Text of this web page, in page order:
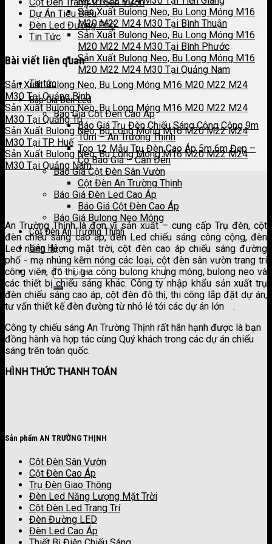
Sản Xuất Bulong Neo, Bu Long Móng M16
M20 M22 M24 M30 Tại Bình Thuận
Sản Xuất Bulong Neo, Bu Long Móng M16
M20 M22 M24 M30 Tại Bình Phước
Sản Xuất Bulong Neo, Bu Long Móng M16
M20 M22 M24 M30 Tại Quảng Nam
Tin tức
Báo Giá Đèn Led
Báo Giá Cột Đèn Cao Áp
Báo Giá Trụ Đèn Chiếu Sáng Công Cộng 9m
10m – An Trường Thịnh
Top 12 Mẫu Trụ Đèn Cao Áp 5m 6m Đẹp –
Có Báo Giá – Cần Đèn
Báo Giá Cột Đèn Sân Vườn
Cột Đèn An Trường Thịnh
Báo Giá Đèn Led Cao Áp
Báo Giá Cột Đèn Cao Áp
Báo Giá Bulong Neo Móng
Cột Đèn An Trường Thịnh
Liên Hệ
Cột Đèn Trang Trí Sân Vườn
Dự Án Tiêu Biểu
Đèn Led Đường Phố
Tin Tức
Bài viết liên quan
Sản Xuất Bulong Neo, Bu Long Móng M16 M20 M22 M24
M30 Tại Quảng Bình
Sản Xuất Bulong Neo, Bu Long Móng M16 M20 M22 M24
M30 Tại Quảng Trị
Sản Xuất Bulong Neo, Bu Long Móng M16 M20 M22 M24
M30 Tại TP. Huế
Sản Xuất Bulong Neo, Bu Long Móng M16 M20 M22 M24
M30 Tại Quảng Nam
An Trường Thịnh là đơn vị sản xuất – cung cấp Trụ đèn, cột
đèn chiếu sáng cao áp, đèn Led chiếu sáng công cộng, đèn
Led năng lượng mặt trời, cột đèn cao áp chiếu sáng đường
phố - mạ nhúng kẽm nóng các loại, cột đèn sân vườn trang trí
công viên, đô thị, gia công bulong khung móng, bulong neo và
các thiết bị chiếu sáng khác. Công ty nhập khẩu sản xuất trụ
đèn chiếu sáng cao áp, cột đèn đô thị, thi công lắp đặt dự án,
tư vấn thiết kế đèn đường từ nhỏ lẻ tới các dự án lớn
.
Công ty chiếu sáng An Trường Thịnh rất hân hạnh được là bạn
đồng hành và hợp tác cùng Quý khách trong các dự án chiếu
sáng trên toàn quốc.
HÌNH THỨC THANH TOÁN
Sản phẩm AN TRƯỜNG THỊNH
Cột Đèn Sân Vườn
Cột Đèn Cao Áp
Trụ Đèn Giao Thông
Đèn Led Năng Lượng Mặt Trời
Cột Đèn Led Trang Trí
Đèn Đường LED
Đèn Led Cao Áp